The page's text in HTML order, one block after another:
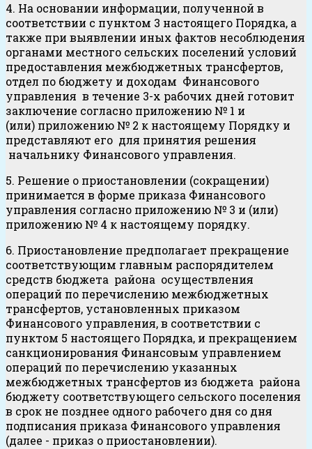
4. На основании информации, полученной в
соответствии с пунктом 3 настоящего Порядка, а
также при выявлении иных фактов несоблюдения
органами местного сельских поселений условий
предоставления межбюджетных трансфертов,
отдел по бюджету и доходам Финансового
управления в течение 3-х рабочих дней готовит
заключение согласно приложению № 1 и
(или) приложению № 2 к настоящему Порядку и
представляют его для принятия решения
начальнику Финансового управления.
5. Решение о приостановлении (сокращении)
принимается в форме приказа Финансового
управления согласно приложению № 3 и (или)
приложению № 4 к настоящему порядку.
6. Приостановление предполагает прекращение
соответствующим главным распорядителем
средств бюджета района осуществления
операций по перечислению межбюджетных
трансфертов, установленных приказом
Финансового управления, в соответствии с
пунктом 5 настоящего Порядка, и прекращением
санкционирования Финансовым управлением
операций по перечислению указанных
межбюджетных трансфертов из бюджета района
бюджету соответствующего сельского поселения
в срок не позднее одного рабочего дня со дня
подписания приказа Финансового управления
(далее - приказ о приостановлении).